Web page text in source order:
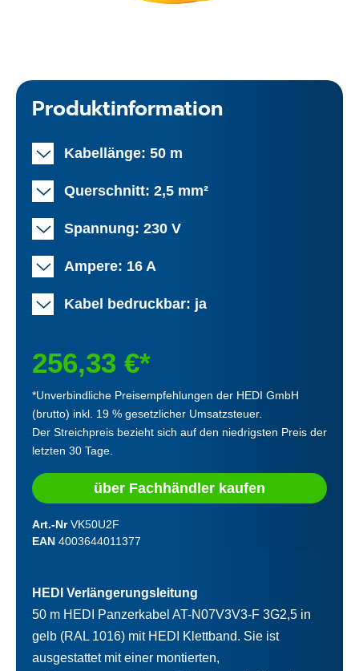
Produktinformation
Kabellänge: 50 m
Querschnitt: 2,5 mm²
Spannung: 230 V
Ampere: 16 A
Kabel bedruckbar: ja
256,33 €*
*Unverbindliche Preisempfehlungen der HEDI GmbH
(brutto) inkl. 19 % gesetzlicher Umsatzsteuer.
Der Streichpreis bezieht sich auf den niedrigsten Preis der
letzten 30 Tage.
über Fachhändler kaufen
Art.-NrVK50U2F
EAN 4003644011377
HEDI Verlängerungsleitung
50 m HEDI Panzerkabel AT-N07V3V3-F 3G2,5 in
gelb (RAL 1016) mit HEDI Klettband. Sie ist
ausgestattet mit einer montierten,